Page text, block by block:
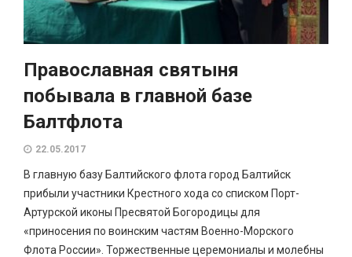
Православная святыня
побывала в главной базе
Балтфлота
22.05.2017
В главную базу Балтийского флота город Балтийск
прибыли участники Крестного хода со списком Порт-
Артурской иконы Пресвятой Богородицы для
«приносения по воинским частям Военно-Морского
Флота России». Торжественные церемониалы и молебны